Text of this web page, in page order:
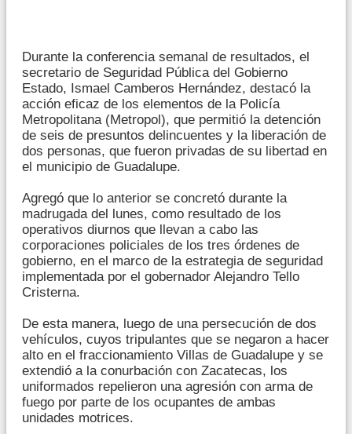
Durante la conferencia semanal de resultados, el
secretario de Seguridad Pública del Gobierno
Estado, Ismael Camberos Hernández, destacó la
acción eficaz de los elementos de la Policía
Metropolitana (Metropol), que permitió la detención
de seis de presuntos delincuentes y la liberación de
dos personas, que fueron privadas de su libertad en
el municipio de Guadalupe.
Agregó que lo anterior se concretó durante la
madrugada del lunes, como resultado de los
operativos diurnos que llevan a cabo las
corporaciones policiales de los tres órdenes de
gobierno, en el marco de la estrategia de seguridad
implementada por el gobernador Alejandro Tello
Cristerna.
De esta manera, luego de una persecución de dos
vehículos, cuyos tripulantes que se negaron a hacer
alto en el fraccionamiento Villas de Guadalupe y se
extendió a la conurbación con Zacatecas, los
uniformados repelieron una agresión con arma de
fuego por parte de los ocupantes de ambas
unidades motrices.